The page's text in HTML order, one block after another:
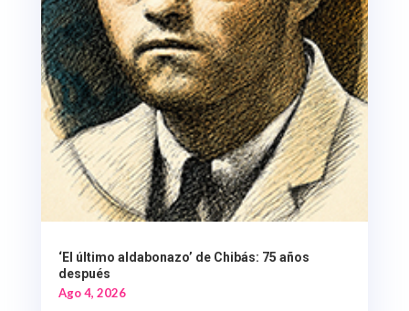
‘El último aldabonazo’ de Chibás: 75 años
después
Ago 4, 2026